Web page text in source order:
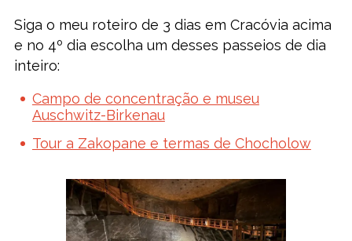
Siga o meu roteiro de 3 dias em Cracóvia acima
e no 4º dia escolha um desses passeios de dia
inteiro:
Campo de concentração e museu
Auschwitz-Birkenau
Tour a Zakopane e termas de Chocholow